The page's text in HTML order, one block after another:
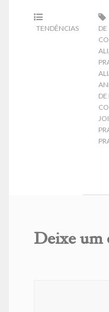
TENDÊNCIAS
DE
DE
Deixe um